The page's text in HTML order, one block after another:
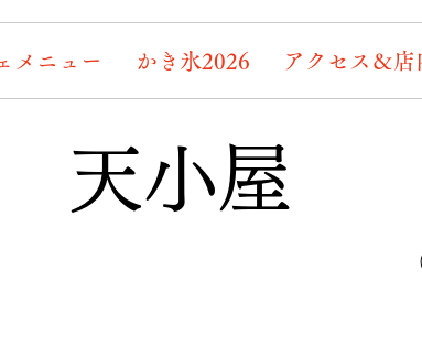
メニュー かき氷2026 アクセス＆店
天小屋